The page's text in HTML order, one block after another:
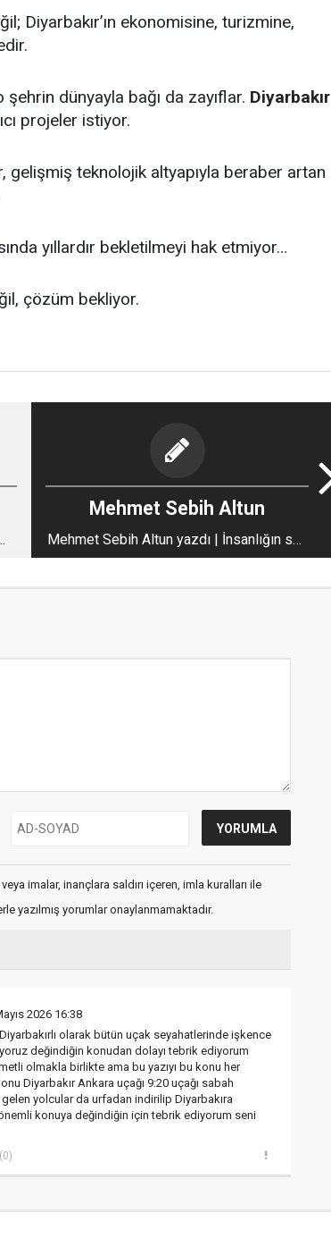
Diyarbakır’ın ekonomisine, turizmine,
dünyayla bağı da zayıflar. Diyarbakır
projeler istiyor.
gelişmiş teknolojik altyapıyla beraber artan
yıllardır bekletilmeyi hak etmiyor…
çözüm bekliyor.
Mehmet Sebih Altun
Mehmet Sebih Altun yazdı | İnsanlığın son
sığınağı; Vicdan
imalar, inançlara saldırı içeren, imla kuralları ile
yazılmış yorumlar onaylanmamaktadır.
2026 16:38
olarak bütün uçak seyahatlerinde işkence
değindiğin konudan dolayı tebrik ediyorum
olmakla birlikte ama bu yazıyı bu konu her
Diyarbakır Ankara uçağı 9:20 uçağı sabah
gelen yolcular da urfadan indirilip Diyarbakıra
konuya değindiğin için tebrik ediyorum seni
(0)